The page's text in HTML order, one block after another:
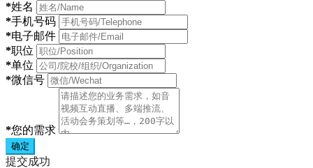
*姓名
*手机号码
*电子邮件
*职位
*单位
*微信号
*您的需求
确定
提交成功